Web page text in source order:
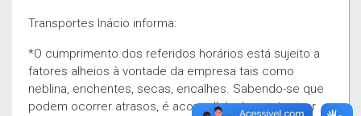
Transportes Inácio informa:
*O cumprimento dos referidos horários está sujeito a
fatores alheios à vontade da empresa tais como
neblina, enchentes, secas, encalhes. Sabendo-se que
podem ocorrer atrasos, é aconselhável se antecipar